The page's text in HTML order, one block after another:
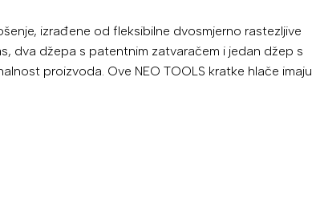
izrađene od fleksibilne dvosmjerno rastezljive
dva džepa s patentnim zatvaračem i jedan džep s
proizvoda. Ove NEO TOOLS kratke hlače imaju